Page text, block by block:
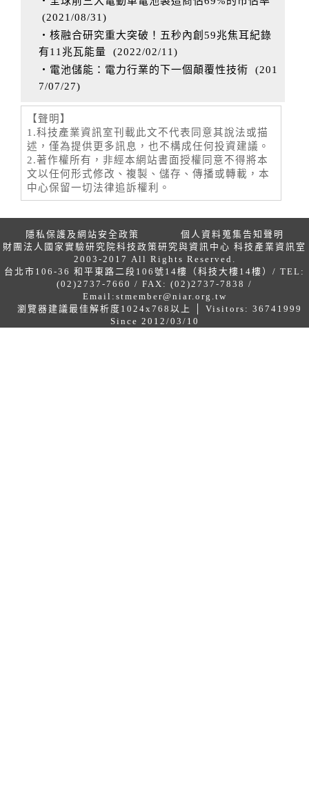
(2021/08/31)
‧核融合研究重大突破！五秒內創59兆焦耳紀錄
有11兆瓦能量 (2022/02/11)
‧電池儲能：電力行業的下一個顛覆性技術 (201
7/07/27)
【聲明】
1.科技產業資訊室刊載此文不代表同意其說法或描
述，僅為提供更多訊息，也不構成任何投資建議。
2.著作權所有，非經本網站書面授權同意不得將本
文以任何形式修改、複製、儲存、傳播或轉載，本
中心保留一切法律追訴權利。
隱私保護及網站安全政策
個人資料蒐集告知聲明
財團法人國家實驗研究院科技政策研究與資訊中心 科技產業資訊室
2003-2017 All Rights Reserved.
台北市106-36 和平東路二段106號14樓（科技大樓14樓）/ TEL:
(02)2737-7660 / FAX: (02)2737-7838 /
Email: stmember@niar.org.tw
瀏覽器建議最佳解析度1024x768以上 │ Visitors: 36741999
Since 2012/03/10